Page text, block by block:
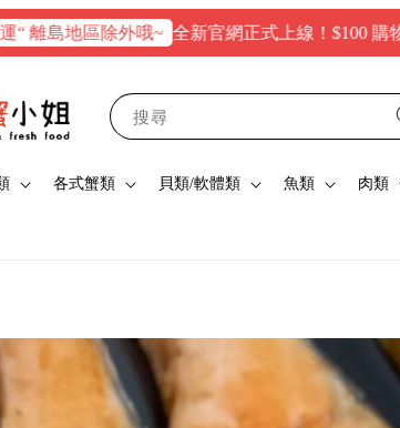
區除外哦~ 全新官網正式上線！$100 購物金請您
搜尋
各式蟹類 貝類/軟體類 魚類 肉類